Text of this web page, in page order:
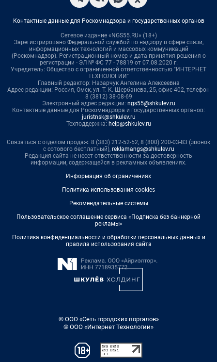
Контактные данные для Роскомнадзора и государственных органов
Сетевое издание «NGS55.RU» (18+)
Зарегистрировано Федеральной службой по надзору в сфере связи,
информационных технологий и массовых коммуникаций
(Роскомнадзор). Регистрационный номер и дата принятия решения о
регистрации - ЭЛ № ФС 77 - 78819 от 07.08.2020 г.
Учредитель: Общество с ограниченной ответственностью "ИНТЕРНЕТ
ТЕХНОЛОГИИ"
Главный редактор: Назарчук Ангелина Алексеевна
Адрес редакции: Россия, Омск, ул. Т. К. Щербанева, 25, офис 402, телефон
8 (3812) 38-08-69
Электронный адрес редакции: ngs55@shkulev.ru
Контактные данные для Роскомнадзора и государственных органов:
juristnsk@shkulev.ru
Техподдержка: help@shkulev.ru
Связаться с отделом продаж: 8 (383) 212-52-52, 8 (800) 200-03-83 (звонок
с сотового бесплатный), reklamangs@shkulev.ru
Редакция сайта не несет ответственности за достоверность
информации, содержащейся в рекламных объявлениях.
Информация об ограничениях
Политика использования cookies
Рекомендательные системы
Пользовательское соглашение сервиса «Подписка без баннерной
рекламы»
Политика конфиденциальности и обработки персональных данных и
правила использования сайта
© ООО «Сеть городских порталов»
© ООО «Интернет Технологии»